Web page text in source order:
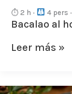
⏱ 2 h · 4 pers ·
Bacalao al
Leer más »
Redondo